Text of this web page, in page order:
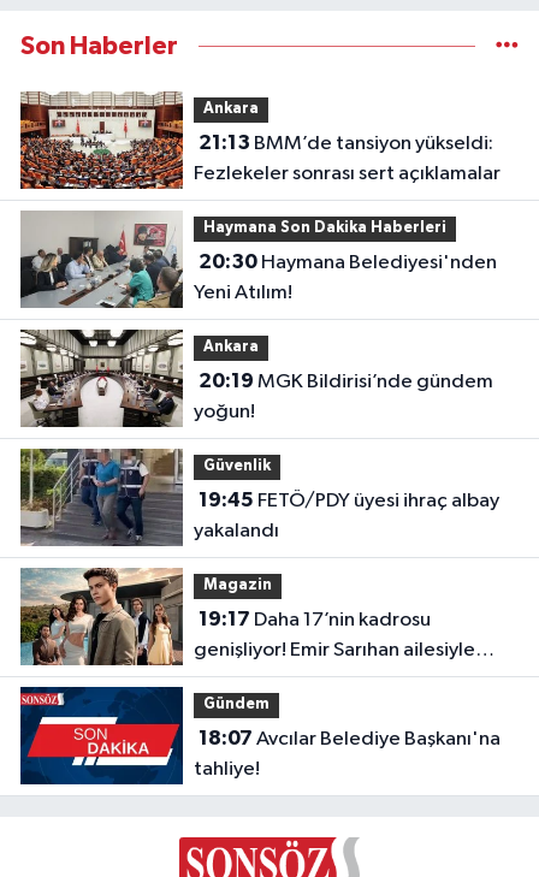
Son Haberler
Ankara
21:13
Fezlekeler sonrası sert açıklamalar
Haymana Son Dakika Haberleri
20:30Haymana Belediyesi'nden
Yeni Atılım!
Ankara
20:19
yoğun!
Güvenlik
19:45
yakalandı
Magazin
19:17
genişliyor! Emir Sarıhan ailesiyle
geliyor
Gündem
18:07
tahliye!